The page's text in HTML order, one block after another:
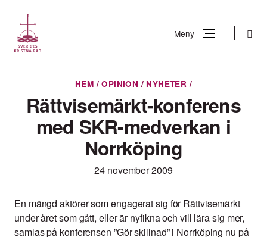
innehåll
Meny Sök
letar
HEM /OPINION / NYHETER /
Rättvisemärkt-konferens
med SKR-medverkan i
Norrköping
24 november 2009
En mängd aktörer som engagerat sig för Rättvisemärkt
under året som gått, eller är nyfikna och vill lära sig mer,
samlas på konferensen ”Gör skillnad” i Norrköping nu på